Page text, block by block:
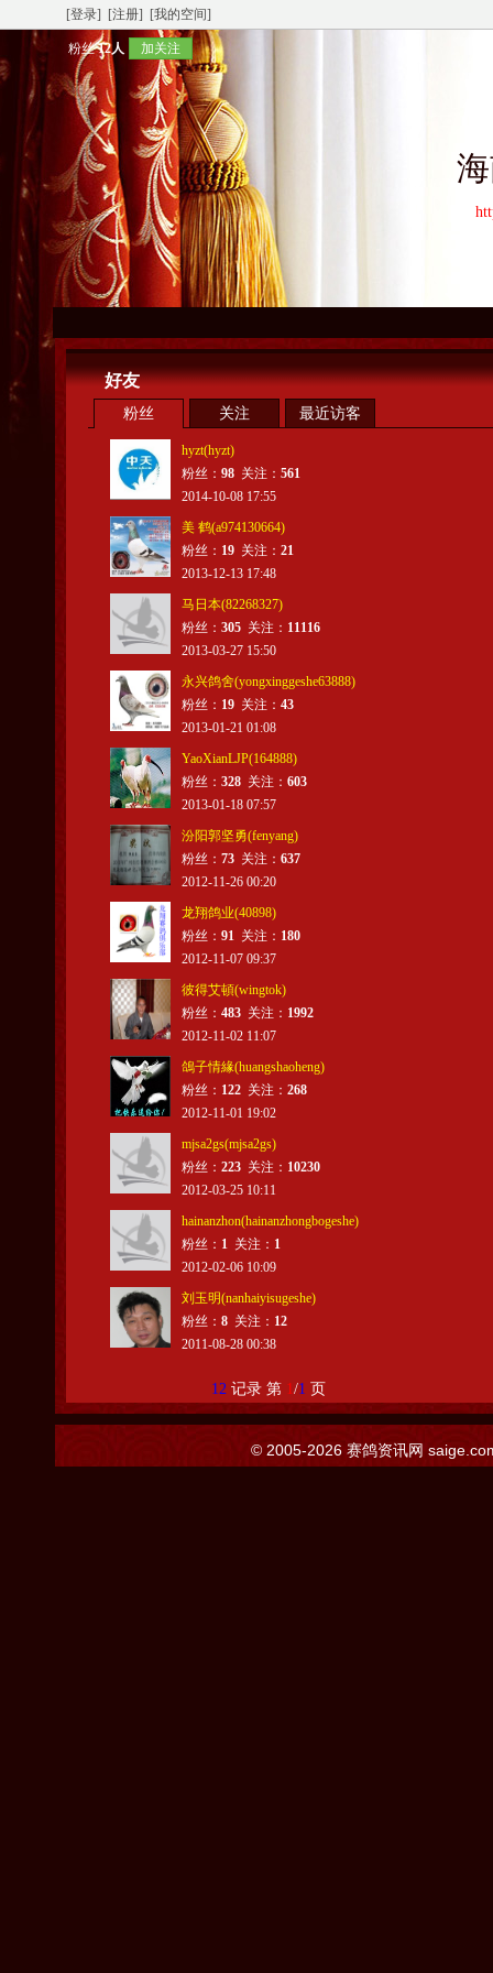
[登录] [注册] [我的空间]
粉丝12人 加关注
好友
粉丝 关注 最近访客
hyzt(hyzt)
粉丝： 98 关注： 561
2014-10-08 17:55
美 鹤(a974130664)
粉丝： 19 关注： 21
2013-12-13 17:48
马日本(82268327)
粉丝： 305 关注： 11116
2013-03-27 15:50
永兴鸽舍(yongxinggeshe63888)
粉丝： 19 关注： 43
2013-01-21 01:08
YaoXianLJP(164888)
粉丝： 328 关注： 603
2013-01-18 07:57
汾阳郭坚勇(fenyang)
粉丝： 73 关注： 637
2012-11-26 00:20
龙翔鸽业(40898)
粉丝： 91 关注： 180
2012-11-07 09:37
彼得艾頓(wingtok)
粉丝： 483 关注： 1992
2012-11-02 11:07
鴿子情緣(huangshaoheng)
粉丝： 122 关注： 268
2012-11-01 19:02
mjsa2gs(mjsa2gs)
粉丝： 223 关注： 10230
2012-03-25 10:11
hainanzhon(hainanzhongbogeshe)
粉丝： 1 关注： 1
2012-02-06 10:09
刘玉明(nanhaiyisugeshe)
粉丝： 8 关注： 12
2011-08-28 00:38
12 记录 第 1/1 页
© 2005-2026 赛鸽资讯网